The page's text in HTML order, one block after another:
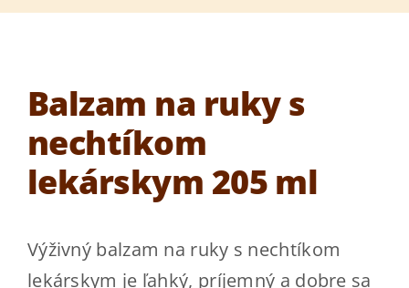
O včelách
Aktuality
Kontakt
Balzam na ruky s
nechtíkom
lekárskym 205 ml
Výživný balzam na ruky s nechtíkom
lekárskym je ľahký, príjemný a dobre sa